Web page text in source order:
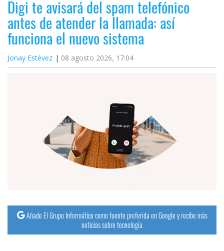
Digi te avisará del spam telefónico
antes de atender la llamada: así
funciona el nuevo sistema
Jonay Estévez 08 agosto 2026, 17:04
Añade El Grupo Informático como fuente preferida en Google y recibe más
noticias sobre tecnología